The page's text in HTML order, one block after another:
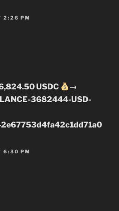
2:26 PM
USDC
→
3682444-USD-
6:30 PM